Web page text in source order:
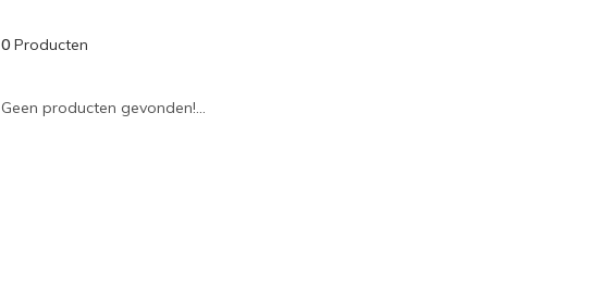
0Producten
Geen producten gevonden!...